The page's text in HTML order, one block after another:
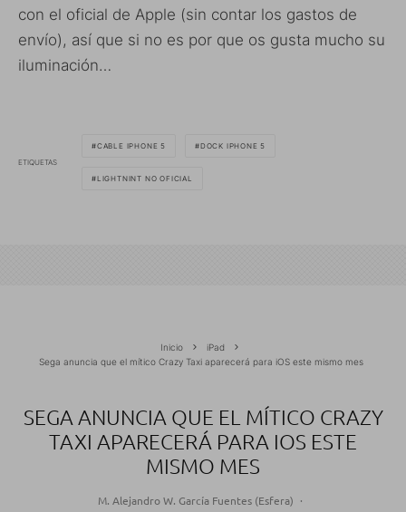
con el oficial de Apple (sin contar los gastos de
envío), así que si no es por que os gusta mucho su
iluminación…
ETIQUETAS
CABLE IPHONE 5 DOCK IPHONE 5
LIGHTNINT NO OFICIAL
Inicio
iPad
Sega anuncia que el mítico Crazy Taxi aparecerá para iOS este mismo mes
SEGA ANUNCIA QUE EL MÍTICO CRAZY
TAXI APARECERÁ PARA IOS ESTE
MISMO MES
M. Alejandro W. García Fuentes (Esfera) ·